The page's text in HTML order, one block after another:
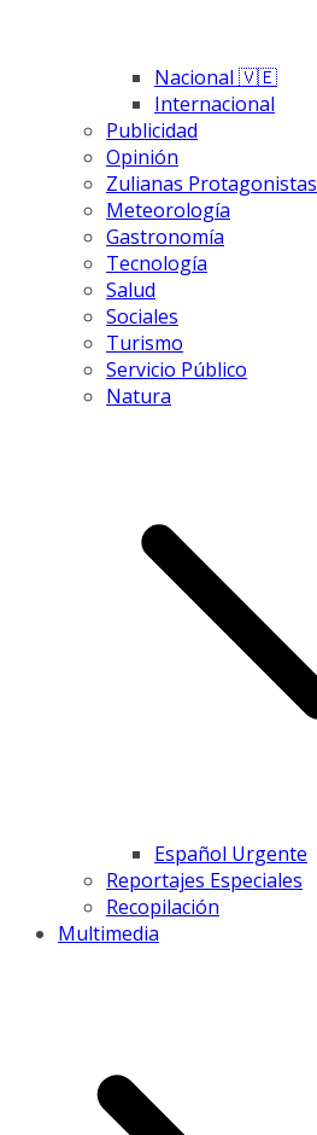
Nacional 🇻🇪
Internacional
Publicidad
Opinión
Zulianas Protagonistas
Meteorología
Gastronomía
Tecnología
Salud
Sociales
Turismo
Servicio Público
Natura
Español Urgente
Reportajes Especiales
Recopilación
Multimedia